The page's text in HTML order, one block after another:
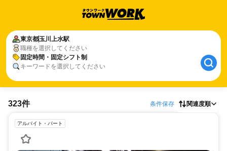
東京都玉川上水駅
職種を選択してください
固定時間・固定シフト制
キーワードを選択してください
323件 条件保存 関連度順
アルバイト・パート